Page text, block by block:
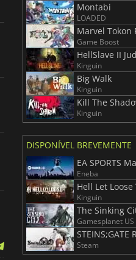
Montabi
LOADED
Marvel Tokon
Game Boost
HellSlave II
Kinguin
Big Walk
Kinguin
Kill The
Kinguin
DISPONÍVEL BREVEMENTE
EA SPORTS
Eneba
Hell Let
Kinguin
The Sinking
Gamesplanet US
STEINS;GATE
Steam